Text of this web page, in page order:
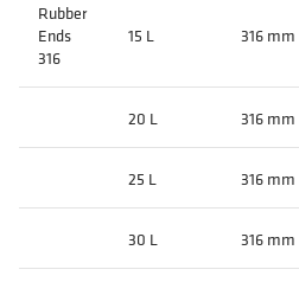
Rubber
Ends
316
15 L 316 mm
20 L 316 mm
25 L 316 mm
30 L 316 mm